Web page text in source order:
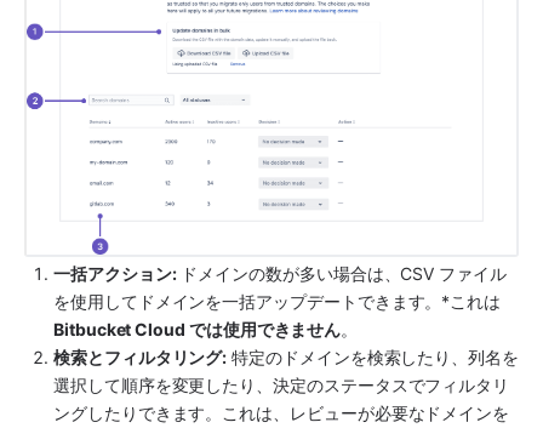
一括アクション: ドメインの数が多い場合は、CSV ファイル
Bitbucket Cloud では使用できません。
検索とフィルタリング: 特定のドメインを検索したり、列名を
選択して順序を変更したり、決定のステータスでフィルタリ
ングしたりできます。これは、レビューが必要なドメインを